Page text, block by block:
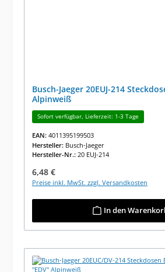
Busch-Jaeger 20EUJ-214
Alpinweiß
Sofort verfügbar, Lieferzeit: 1-3 Tage
EAN: 4011395199503
Hersteller: Busch-Jaeger
Hersteller-Nr.: 20 EUJ-214
Regulärer Preis:
6,48 €
Preise inkl. MwSt. zzgl. Versandkosten
In den